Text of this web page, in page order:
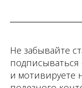
Не забывайте
подписываться
и мотивируете